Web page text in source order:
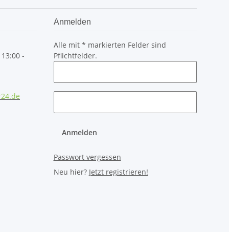
-
Anmelden
Alle mit * markierten Felder sind
Pflichtfelder.
Anmelden
Passwort vergessen
Neu hier? Jetzt registrieren!